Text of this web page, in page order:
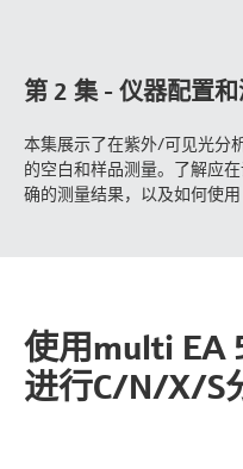
第 2 集 - 仪器配置
本集展示了在紫外/可见光分
的空白和样品测量。了解应
确的测量结果，以及如何使用
使用multi EA
进行C/N/X/S